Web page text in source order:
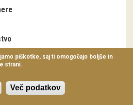
stavb, bivalna
piškotke, saj ti omogočajo boljše in
strani.
Več podatkov